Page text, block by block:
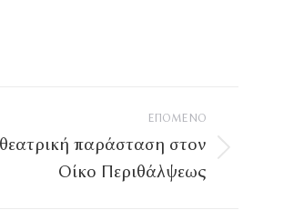
ΕΠΌΜΕΝΟ
παράσταση στον
Οίκο Περιθάλψεως